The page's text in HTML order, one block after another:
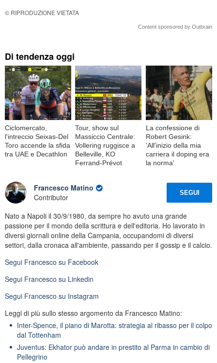
© RIPRODUZIONE VIETATA
Content sponsored by Outbrain
Di tendenza oggi
Ciclomercato,
l'intreccio Seixas-Del
Toro accende la sfida
tra UAE e Decathlon
Tour, show sul
Massiccio Centrale:
Vollering ruggisce a
Belleville, KO
Ferrand-Prévot
La confessione di
Robert Gesink:
'All'inizio della mia
carriera il doping era
la norma'
Francesco Matino
Contributor
SEGUI
Nato a Napoli il 30/9/1980, da sempre ho avuto una grande
passione per il mondo della scrittura e dell'editoria. Ho lavorato in
diversi giornali online della Campania, occupandomi di diversi
settori, dalla cronaca all'ambiente, passando per il gossip e il calcio.
Segui Francesco su Facebook
Segui Francesco su Linkedin
Segui Francesco su Instagram
Leggi di più sullo stesso argomento da Francesco Matino:
Inter-Spence, il piano di Marotta: strategia al ribasso per il colpo
dal Tottenham
Juventus: Ekhator può andare in prestito al Parma in cambio di
Pellegrino